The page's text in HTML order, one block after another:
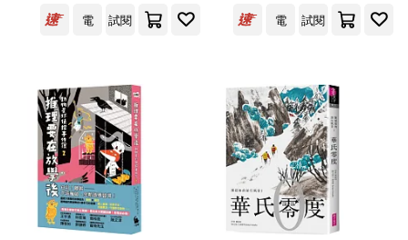
蔡涵茵(1)
蔡睿璁(1)
薑雨葳(1)
電
試閱
電
試閱